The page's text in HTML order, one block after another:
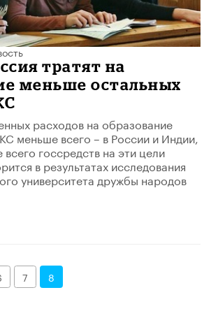
тратят на
меньше остальных
расходов на образование
меньше всего – в России и Индии,
госсредств на эти цели
в результатах исследования
университета дружбы народов
7 8